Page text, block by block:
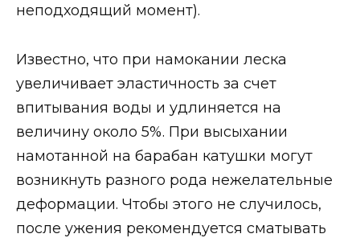
неподходящий момент).
Известно, что при намокании леска
увеличивает эластичность за счет
впитывания воды и удлиняется на
величину около 5%. При высыхании
намотанной на барабан катушки могут
возникнуть разного рода нежелательные
деформации. Чтобы этого не случилось,
после ужения рекомендуется сматывать